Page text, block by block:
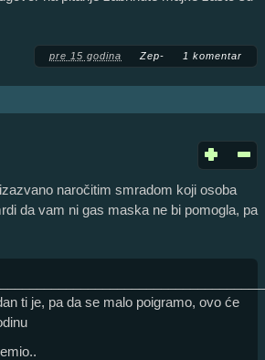
pre 15 godina Zep- 1 komentar
naročitim smradom koji osoba
da vam ni gas maska ne bi pomogla, pa
ti je, pa da se malo poigramo, ovo će